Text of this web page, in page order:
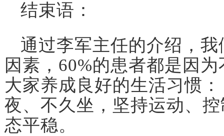
结束语：
通过李军主任的介绍，
因素，60%的患者都是因
大家养成良好的生活习惯
夜、不久坐，坚持运动、
态平稳。